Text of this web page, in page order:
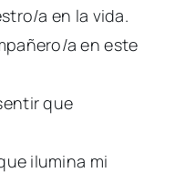
a en la vida.
a en este
que
ilumina mi